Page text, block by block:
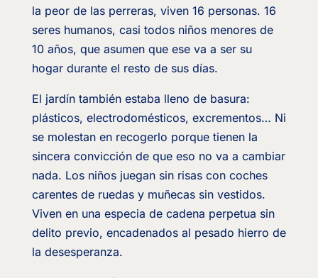
la peor de las perreras, viven 16 personas. 16
seres humanos, casi todos niños menores de
10 años, que asumen que ese va a ser su
hogar durante el resto de sus días.
El jardín también estaba lleno de basura:
plásticos, electrodomésticos, excrementos… Ni
se molestan en recogerlo porque tienen la
sincera convicción de que eso no va a cambiar
nada. Los niños juegan sin risas con coches
carentes de ruedas y muñecas sin vestidos.
Viven en una especia de cadena perpetua sin
delito previo, encadenados al pesado hierro de
la desesperanza.